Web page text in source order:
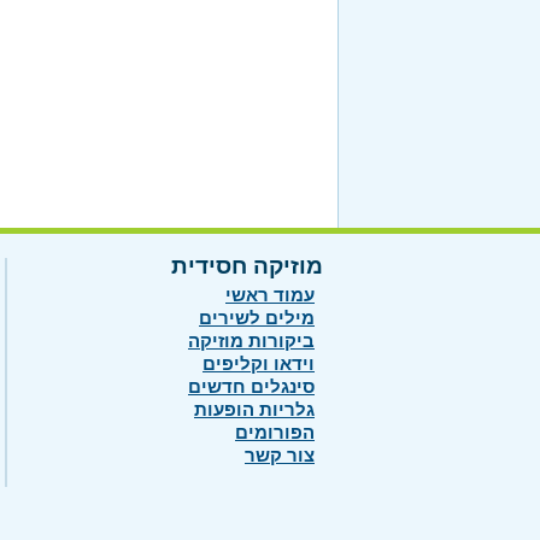
מוזיקה חסידית
עמוד ראשי
מילים לשירים
ביקורות מוזיקה
וידאו וקליפים
סינגלים חדשים
גלריות הופעות
הפורומים
צור קשר